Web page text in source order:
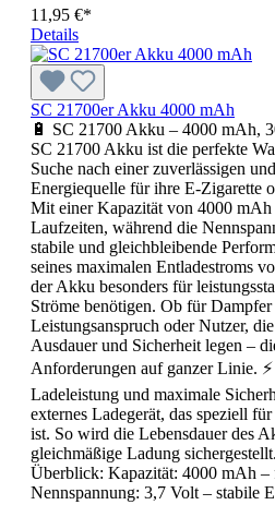
11,95 €*
Details
SC 21700er Akku 4000 mAh
🔋 SC 21700 Akku – 4000 mAh,
SC 21700 Akku ist die perfekte
Suche nach einer zuverlässigen
Energiequelle für ihre E-Zigarette
Mit einer Kapazität von 4000 mAh
Laufzeiten, während die
stabile und gleichbleibende
seines maximalen Entladestroms
der Akku besonders für
Ströme benötigen. Ob für
Leistungsanspruch oder Nutzer,
Ausdauer und Sicherheit legen –
Anforderungen auf ganzer Linie.
Ladeleistung und maximale
externes Ladegerät, das speziell
ist. So wird die Lebensdauer des
gleichmäßige Ladung
Überblick: Kapazität: 4000 mAh –
Nennspannung: 3,7 Volt – stabile